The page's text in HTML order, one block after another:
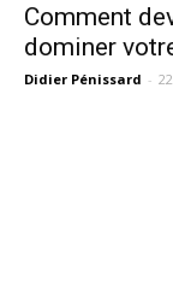
Comment
dominer
Didier Pénissard -